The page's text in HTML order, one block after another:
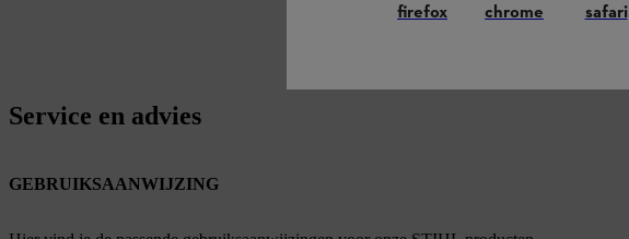
Service en advies
GEBRUIKSAANWIJZING
firefox chrome safari